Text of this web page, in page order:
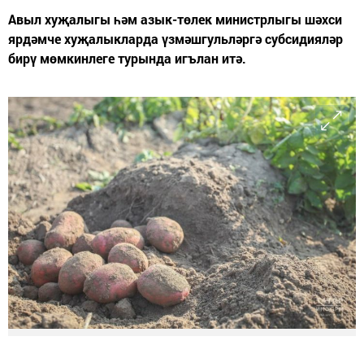
Авыл хуҗалыгы һәм азык-төлек министрлыгы шәхси
ярдәмче хуҗалыкларда үзмәшгульләргә субсидияләр
бирү мөмкинлеге турында игълан итә.